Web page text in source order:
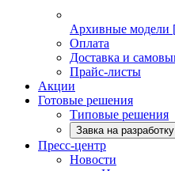
Архивные модели
Оплата
Доставка и
Прайс-листы
Акции
Готовые решения
Типовые решения
Завка на
Пресс-центр
Новости